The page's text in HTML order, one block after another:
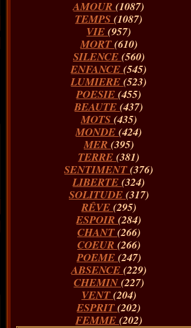
AMOUR(1087)
TEMPS(1087)
VIE(957)
MORT(610)
SILENCE (560)
ENFANCE(545)
LUMIERE(523)
POESIE(455)
BEAUTE(437)
MOTS (435)
MONDE(424)
MER (395)
TERRE(381)
SENTIMENT(376)
LIBERTE(324)
SOLITUDE (317)
RÊVE (295)
ESPOIR(284)
CHANT(266)
COEUR (266)
POEME (247)
ABSENCE (229)
CHEMIN(227)
VENT(204)
ESPRIT(202)
FEMME (202)